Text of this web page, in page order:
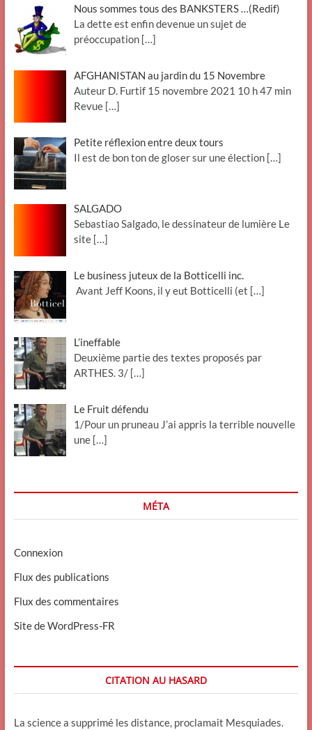
Nous sommes tous des BANKSTERS …(Redif)
La dette est enfin devenue un sujet de
préoccupation […]
AFGHANISTAN au jardin du 15 Novembre
Auteur D. Furtif 15 novembre 2021 10 h 47 min
Revue […]
Petite réflexion entre deux tours
Il est de bon ton de gloser sur une élection […]
SALGADO
Sebastiao Salgado, le dessinateur de lumière Le
site […]
Le business juteux de la Botticelli inc.
Avant Jeff Koons, il y eut Botticelli (et […]
L’ineffable
Deuxième partie des textes proposés par
ARTHES. 3/ […]
Le Fruit défendu
1/Pour un pruneau J’ai appris la terrible nouvelle
une […]
MÉTA
Connexion
Flux des publications
Flux des commentaires
Site de WordPress-FR
CITATION AU HASARD
La science a supprimé les distance, proclamait Mesquiades.